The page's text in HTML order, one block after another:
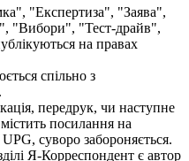
"Експертиза", "Заява",
"Вибори", "Тест-драйв",
на правах
спільно з
передрук, чи наступне
посилання на
суворо забороняється.
Я-Корреспондент є автор